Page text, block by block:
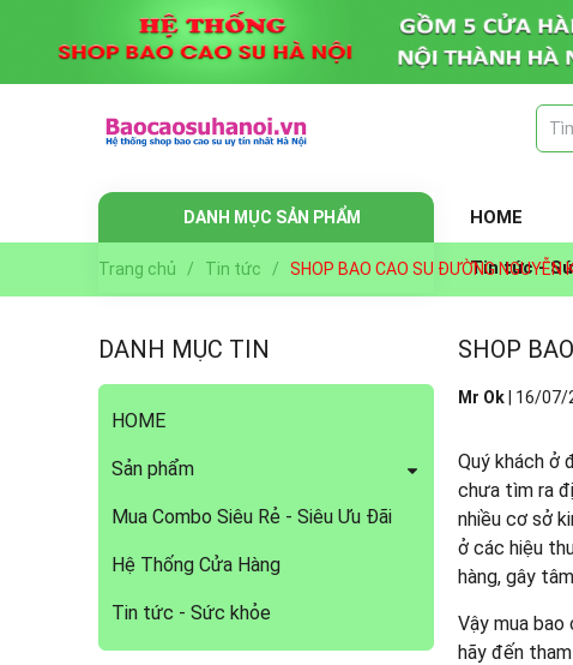
DANH MỤC SẢN PHẨM HOME
Tin tức -
Trang chủ / Tin tức / SHOP BAO CAO SU ĐƯỜNG NGUYỄN
DANH MỤC TIN
HOME
Sản phẩm
Mua Combo Siêu Rẻ - Siêu Ưu Đãi
Hệ Thống Cửa Hàng
Tin tức - Sức khỏe
SHOP
Mr Ok 16/07/
Quý khách ở
chưa tìm ra
nhiều cơ sở
ở các hiệu
hàng, gây
Vậy mua bao
hãy đến